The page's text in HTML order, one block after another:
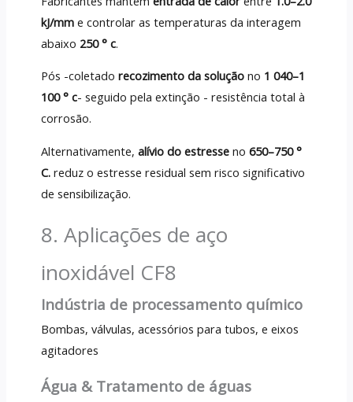
kJ/mme controlar as temperaturas da interagem
abaixo 250 ° c.
Pós -coletado recozimento da soluçãono 1 040–1
100 ° c- seguido pela extinção - resistência total à
corrosão.
Alternativamente, alívio do estresseno 650–750 °
C.reduz o estresse residual sem risco significativo
de sensibilização.
8. Aplicações de aço
inoxidável CF8
Indústria de processamento químico
Bombas, válvulas, acessórios para tubos, e eixos
agitadores
Água & Tratamento de águas